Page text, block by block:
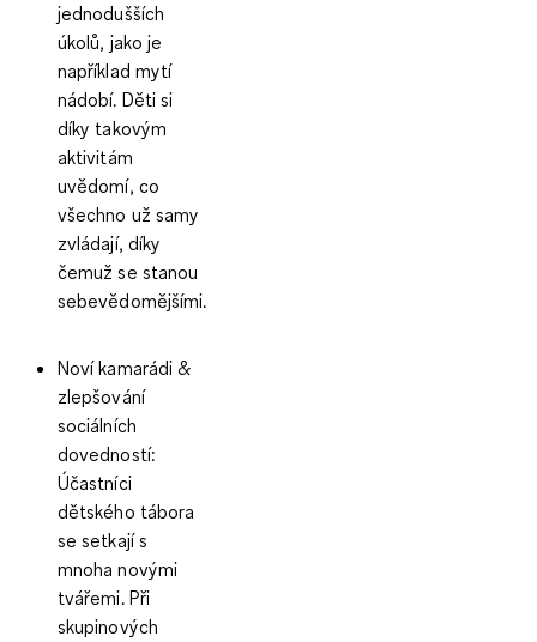
jednodušších
úkolů, jako je
například mytí
nádobí. Děti si
díky takovým
aktivitám
uvědomí, co
všechno už samy
zvládají, díky
čemuž se stanou
sebevědomějšími.
Noví kamarádi &
zlepšování
sociálních
dovedností:
Účastníci
dětského tábora
se setkají s
mnoha novými
tvářemi. Při
skupinových